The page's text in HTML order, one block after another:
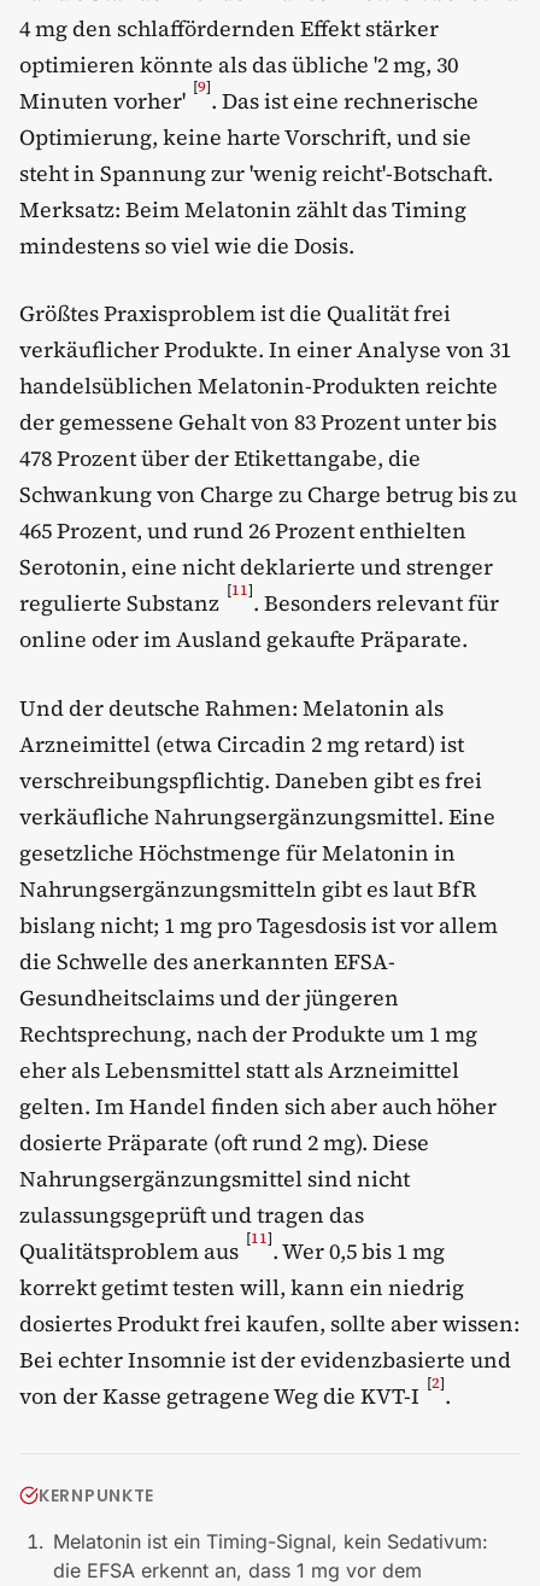
4 mg den schlaffördernden Effekt stärker
optimieren könnte als das übliche '2 mg, 30
Minuten vorher' [9]. Das ist eine rechnerische
Optimierung, keine harte Vorschrift, und sie
steht in Spannung zur 'wenig reicht'-Botschaft.
Merksatz: Beim Melatonin zählt das Timing
mindestens so viel wie die Dosis.
Größtes Praxisproblem ist die Qualität frei
verkäuflicher Produkte. In einer Analyse von 31
handelsüblichen Melatonin-Produkten reichte
der gemessene Gehalt von 83 Prozent unter bis
478 Prozent über der Etikettangabe, die
Schwankung von Charge zu Charge betrug bis zu
465 Prozent, und rund 26 Prozent enthielten
Serotonin, eine nicht deklarierte und strenger
regulierte Substanz [11]. Besonders relevant für
online oder im Ausland gekaufte Präparate.
Und der deutsche Rahmen: Melatonin als
Arzneimittel (etwa Circadin 2 mg retard) ist
verschreibungspflichtig. Daneben gibt es frei
verkäufliche Nahrungsergänzungsmittel. Eine
gesetzliche Höchstmenge für Melatonin in
Nahrungsergänzungsmitteln gibt es laut BfR
bislang nicht; 1 mg pro Tagesdosis ist vor allem
die Schwelle des anerkannten EFSA-
Gesundheitsclaims und der jüngeren
Rechtsprechung, nach der Produkte um 1 mg
eher als Lebensmittel statt als Arzneimittel
gelten. Im Handel finden sich aber auch höher
dosierte Präparate (oft rund 2 mg). Diese
Nahrungsergänzungsmittel sind nicht
zulassungsgeprüft und tragen das
Qualitätsproblem aus [11]. Wer 0,5 bis 1 mg
korrekt getimt testen will, kann ein niedrig
dosiertes Produkt frei kaufen, sollte aber wissen:
Bei echter Insomnie ist der evidenzbasierte und
von der Kasse getragene Weg die KVT-I [2].
KERNPUNKTE
Melatonin ist ein Timing-Signal, kein Sedativum:
die EFSA erkennt an, dass 1 mg vor dem